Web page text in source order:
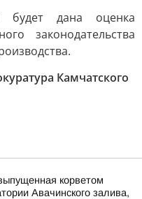
будет дана оценка
законодательства
Камчатского
корветом
Авачинского залива,